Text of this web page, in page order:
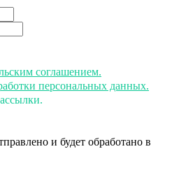
соглашением.
персональных данных.
и будет обработано в